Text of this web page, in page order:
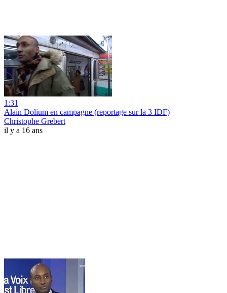
1:31
Alain Dolium en campagne (reportage sur la 3 IDF)
Christophe Grebert
il y a 16 ans